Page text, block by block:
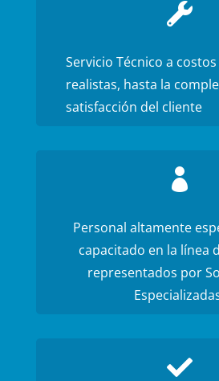

Servicio Técnico a
realistas, hasta la
satisfacción del cliente

Personal altamente
capacitado en la línea
representados por
